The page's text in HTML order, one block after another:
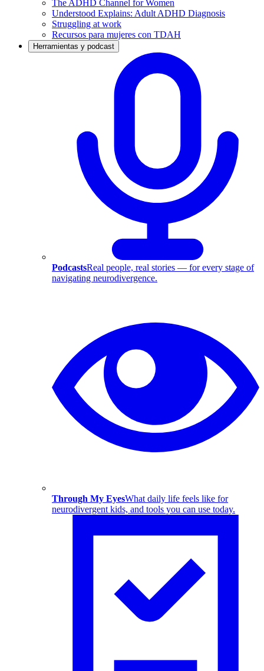
The ADHD Channel for Women
Understood Explains: Adult ADHD Diagnosis
Struggling at work
Recursos para mujeres con TDAH
Herramientas y podcast
PodcastsReal people, real stories — for every stage of
navigating neurodivergence.
Through My EyesWhat daily life feels like for
neurodivergent kids, and tools you can use today.